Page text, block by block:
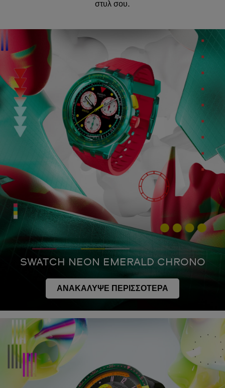
στυλ σου.
SWATCH NEON EMERALD CHRONO
ΑΝΑΚΑΛΥΨΕ ΠΕΡΙΣΣΟΤΕΡΑ